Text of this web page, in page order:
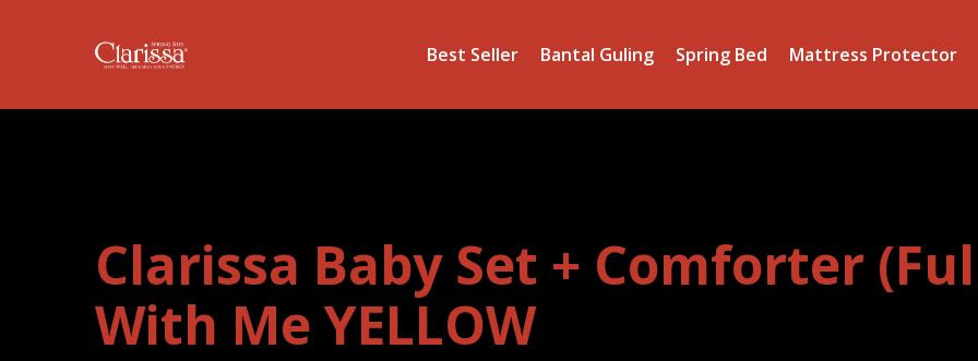
Best Seller Bantal Guling Spring Bed Mattress Protector
Clarissa Baby Set + Comforter
With Me YELLOW